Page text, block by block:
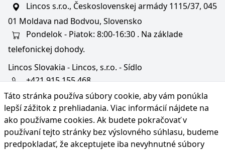
Táto stránka používa súbory cookie, aby vám ponúkla
lepší zážitok z prehliadania. Viac informácií nájdete na
ako používame cookies. Ak budete pokračovať v
používaní tejto stránky bez výslovného súhlasu, budeme
predpokladať, že akceptujete iba nevyhnutné súbory
Lincos s.r.o., Československej armády 1115/37, 045
01 Moldava nad Bodvou, Slovensko
Pondelok - Piatok: 8:00-16:30 . Na základe
telefonickej dohody.
Lincos Slovakia - Lincos, s.r.o. - Sídlo
+421 915 155 468
+36/30 343 6714
bratislava@lincos.sk
Lincos s.r.o., Rustaveliho 4, 831 06 Bratislava - m. č.
Rača, Slovensko